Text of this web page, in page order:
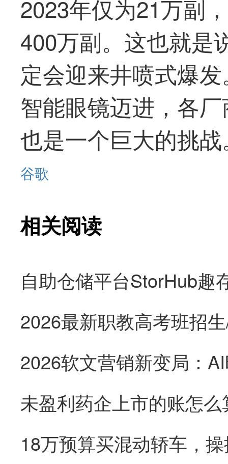
2023年仅为21万副
400万副。这也就是
定会迎来井喷式爆
智能眼镜迈进，各
也是一个巨大的挑
谷歌
相关阅读
未盈利药企上市的账怎
18万预算买混动轿车，